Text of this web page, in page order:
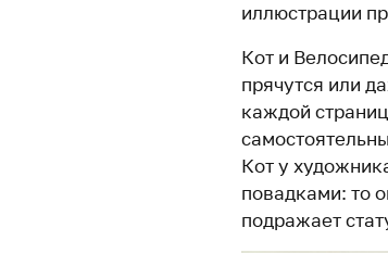
иллюстрации
Кот и
прячутся или
каждой
Кот у
повадками: то
подражает